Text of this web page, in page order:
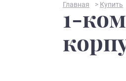
Главная > Купить
1-